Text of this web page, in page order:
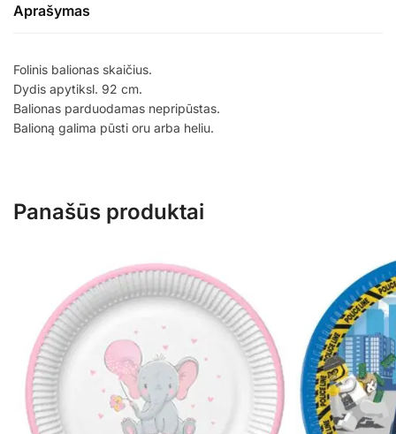
Aprašymas
Folinis balionas skaičius.
Dydis apytiksl. 92 cm.
Balionas parduodamas nepripūstas.
Balioną galima pūsti oru arba heliu.
Panašūs produktai